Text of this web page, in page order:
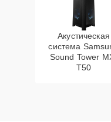
Акустическая
система
Sound Tower
T50